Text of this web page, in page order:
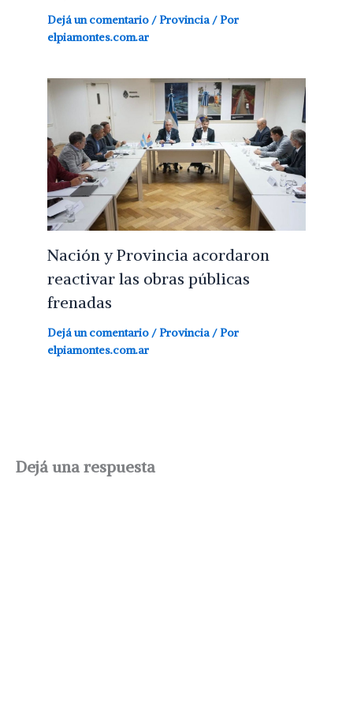
Dejá un comentario /Provincia / Por
elpiamontes.com.ar
Nación y Provincia acordaron
reactivar las obras públicas
frenadas
Dejá un comentario /Provincia / Por
elpiamontes.com.ar
Dejá una respuesta